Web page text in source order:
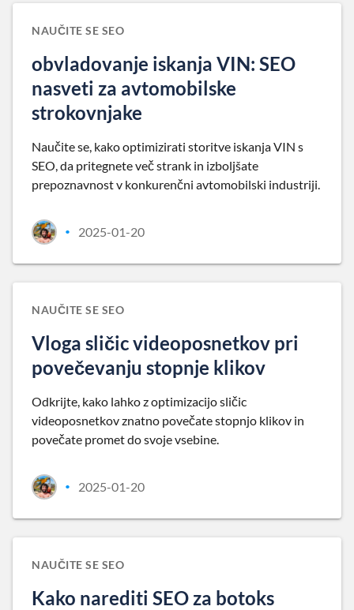
NAUČITE SE SEO
obvladovanje iskanja VIN: SEO
nasveti za avtomobilske
strokovnjake
Naučite se, kako optimizirati storitve iskanja VIN s
SEO, da pritegnete več strank in izboljšate
prepoznavnost v konkurenčni avtomobilski industriji.
• 2025-01-20
NAUČITE SE SEO
Vloga sličic videoposnetkov pri
povečevanju stopnje klikov
Odkrijte, kako lahko z optimizacijo sličic
videoposnetkov znatno povečate stopnjo klikov in
povečate promet do svoje vsebine.
• 2025-01-20
NAUČITE SE SEO
Kako narediti SEO za botoks